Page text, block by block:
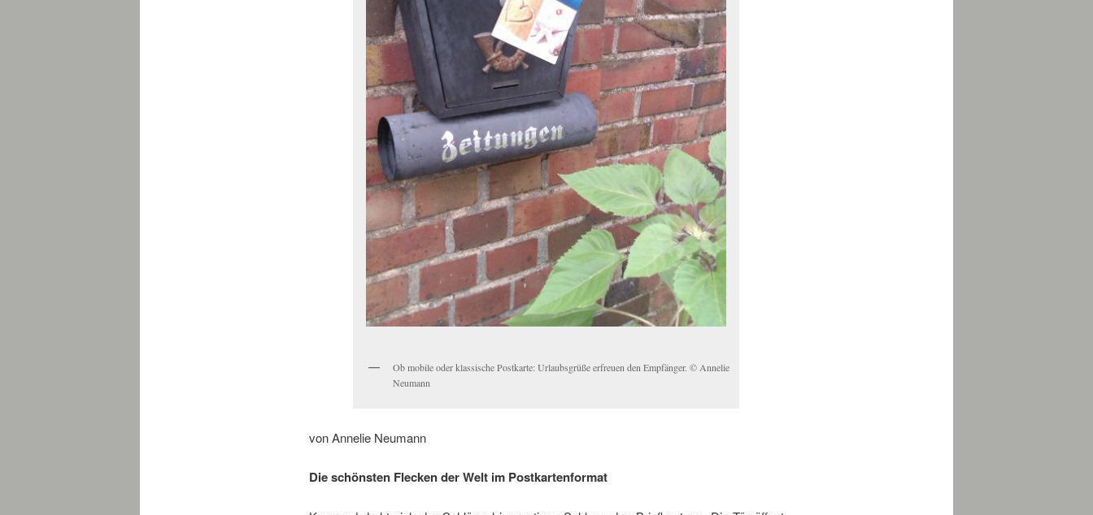
Ob mobile oder klassische Postkarte: Urlaubsgrüße erfreuen den Empfänger. © Annelie
Neumann
von Annelie Neumann
Die schönsten Flecken der Welt im Postkartenformat